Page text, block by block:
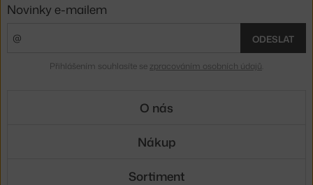
Novinky e-mailem
ODESLAT
Přihlášením souhlasíte se zpracováním osobních údajů
O nás
Nákup
Sortiment